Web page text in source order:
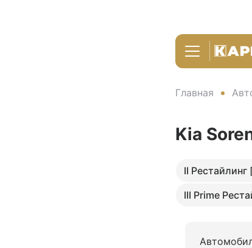
Главная
Kia
II
III Prime